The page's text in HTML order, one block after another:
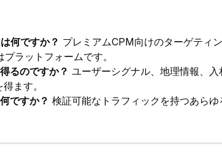
何ですか？ プレミアムCPM向けのターゲティ
ラットフォームです。
るのですか？ ユーザーシグナル、地理情報、
ます。
ですか？ 検証可能なトラフィックを持つあら